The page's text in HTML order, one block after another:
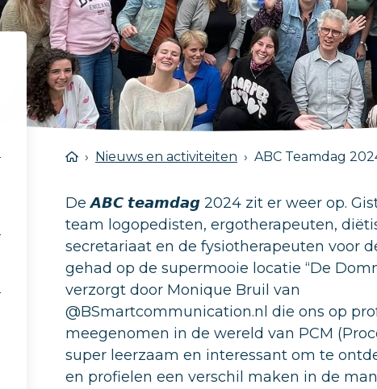
Nieuws en activiteiten ABC Teamdag
De 𝘼𝘽𝘾 𝙩𝙚𝙖𝙢𝙙𝙖𝙜 2024 zit er weer op.
team logopedisten, ergotherapeuten,
secretariaat en de fysiotherapeuten voor
gehad op de supermooie locatie “De
verzorgt door Monique Bruil van
@BSmartcommunication.nl die ons op
meegenomen in de wereld van PCM
super leerzaam en interessant om te
en profielen een verschil maken in de